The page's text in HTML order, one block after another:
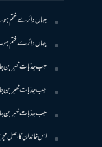
جہاں دائرے ختم
جہاں دائرے ختم
جب جذبات خبر بن
جب جذبات خبر بن
جب جذبات خبر بن
اس خاندان کا اصل